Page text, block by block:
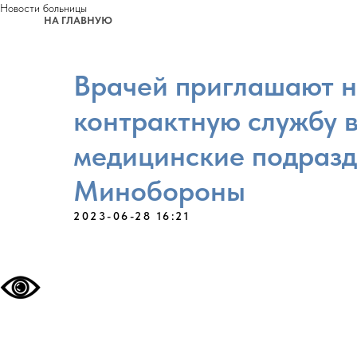
Новости больницы
Врачей приглашают
контрактную службу в
медицинские
Минобороны
2023-06-28 16:21
НА ГЛАВНУЮ